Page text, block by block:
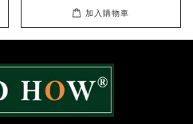
加入購物車